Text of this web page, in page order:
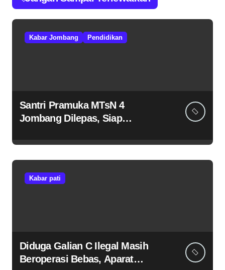
Kabar Jombang Pendidikan
Santri Pramuka MTsN 4
Jombang Dilepas, Siap
Jambore Nasional Cibubur
Kabar pati
Diduga Galian C Ilegal Masih
Beroperasi Bebas, Aparat